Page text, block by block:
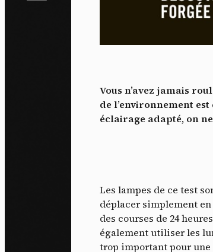
Vous n’avez jamais
de l’environnement
éclairage adapté, on
Les lampes de ce test
déplacer simplement
des courses de 24
également utiliser les
trop important pour